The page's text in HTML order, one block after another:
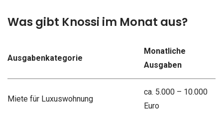
Was gibt Knossi im Monat aus?
Ausgabenkategorie
Monatliche
Ausgaben
Miete für Luxuswohnung
ca. 5.000 – 10.000
Euro